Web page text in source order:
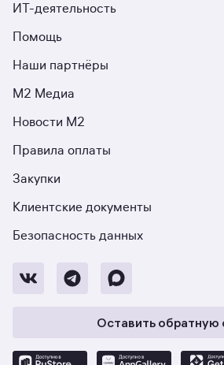
ИТ-деятельность
Помощь
Наши партнёры
М2 Медиа
Новости М2
Правила оплаты
Закупки
Клиентские документы
Безопасность данных
Оставить обратную